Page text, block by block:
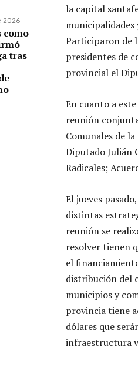
2026
como
tras
la capital
Participaron de
presidentes de
provincial el
En cuanto a
reunión
Comunales de
Diputado Julián
Radicales;
El jueves
distintas
reunión se
resolver tienen
el
distribución del
municipios y
provincia tiene
dólares que
infraestructura